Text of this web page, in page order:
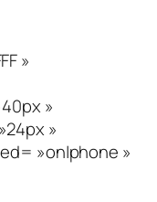
»
»
»
»on|phone »